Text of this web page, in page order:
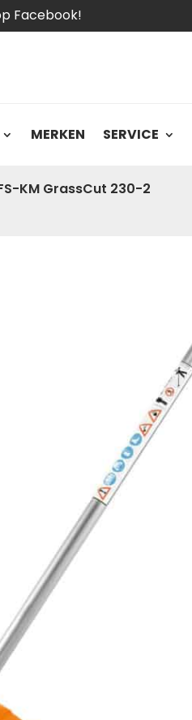
Facebook!
MERKEN SERVICE
KM GrassCut 230-2